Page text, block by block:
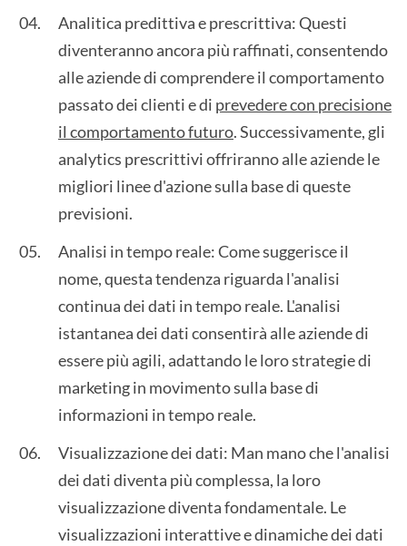
Analitica predittiva e prescrittiva: Questi
diventeranno ancora più raffinati, consentendo
alle aziende di comprendere il comportamento
passato dei clienti e di prevedere con precisione
il comportamento futuro. Successivamente, gli
analytics prescrittivi offriranno alle aziende le
migliori linee d'azione sulla base di queste
previsioni.
Analisi in tempo reale: Come suggerisce il
nome, questa tendenza riguarda l'analisi
continua dei dati in tempo reale. L'analisi
istantanea dei dati consentirà alle aziende di
essere più agili, adattando le loro strategie di
marketing in movimento sulla base di
informazioni in tempo reale.
Visualizzazione dei dati: Man mano che l'analisi
dei dati diventa più complessa, la loro
visualizzazione diventa fondamentale. Le
visualizzazioni interattive e dinamiche dei dati